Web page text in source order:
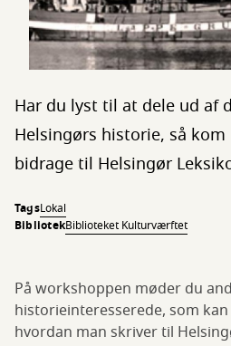
Har du lyst til at dele ud af
Helsingørs historie, så
bidrage til Helsingør
TagsLokal
BibliotekBiblioteket Kulturværftet
På workshoppen møder du
historieinteresserede, som
hvordan man skriver til